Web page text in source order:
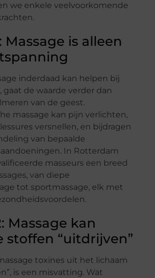
we enkele veelvoorkomende
Massage is alleen
inderdaad kan helpen bij
de waarde verder dan
van de geest.
massage kan pijn verlichten,
versnellen, en bijdragen
van bepaalde
In Rotterdam
masseurs een breed
van diepe
tot sportmassage, elk met
Massage kan
stoffen “uitdrijven”
toxines uit het lichaam
is een misvatting. Wat